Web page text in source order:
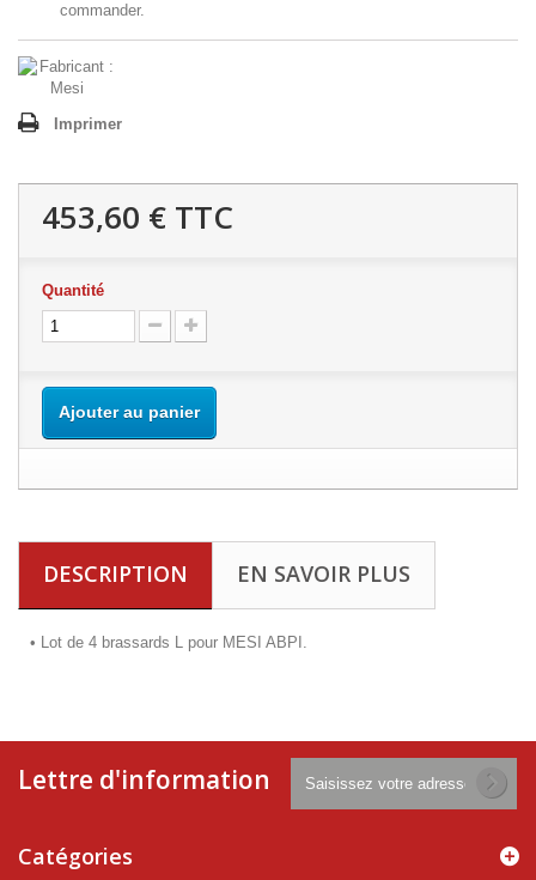
commander.
Imprimer
453,60 € TTC
Quantité
Ajouter au panier
DESCRIPTION EN SAVOIR PLUS
• Lot de 4 brassards L pour MESI ABPI.
Lettre d'information
Catégories